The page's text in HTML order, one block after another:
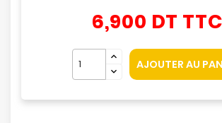
6,900 DT TTC
AJOUTER AU